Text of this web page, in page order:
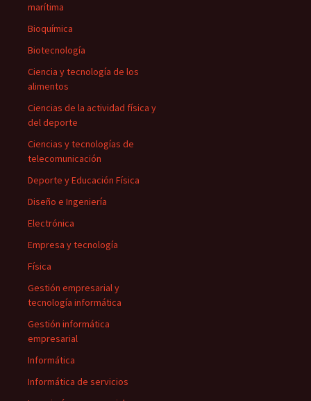
marítima
Bioquímica
Biotecnología
Ciencia y tecnología de los
alimentos
Ciencias de la actividad física y
del deporte
Ciencias y tecnologías de
telecomunicación
Deporte y Educación Física
Diseño e Ingeniería
Electrónica
Empresa y tecnología
Física
Gestión empresarial y
tecnología informática
Gestión informática
empresarial
Informática
Informática de servicios